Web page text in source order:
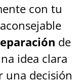
con tu
de
idea clara
una decisión